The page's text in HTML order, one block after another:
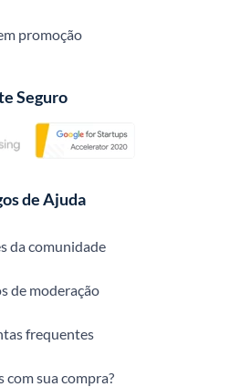
promoção
Seguro
de Ajuda
da comunidade
de moderação
frequentes
com sua compra?